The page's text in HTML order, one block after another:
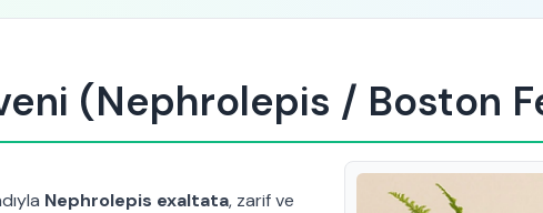
(Nephrolepis / Boston
Nephrolepis exaltata, zarif ve